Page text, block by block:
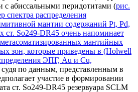
с абиссальными перидотитами (рис.
спектра распределения
мантии содержаний Pt, Pd,
ст. So249-DR45 очень напоминает
мантийных
зон, которые приведены в (Holwell
ЭПГ, Au и Cu,
судя по данным, представленным в
участие в формировании
ст. So249-DR45 резервуара SCLM